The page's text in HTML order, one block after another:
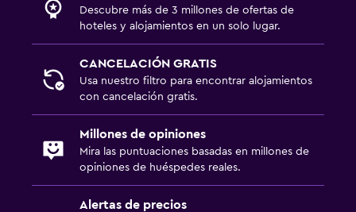
Descubre más de 3 millones de ofertas de
hoteles y alojamientos en un solo lugar.
CANCELACIÓN GRATIS
Usa nuestro filtro para encontrar alojamientos
con cancelación gratis.
Millones de opiniones
Mira las puntuaciones basadas en millones de
opiniones de huéspedes reales.
Alertas de precios